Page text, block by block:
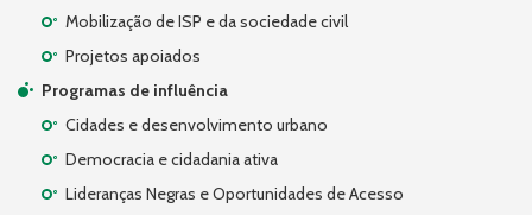
Mobilização de ISP e da sociedade civil
Projetos apoiados
Programas de influência
Cidades e desenvolvimento urbano
Democracia e cidadania ativa
Lideranças Negras e Oportunidades de Acesso